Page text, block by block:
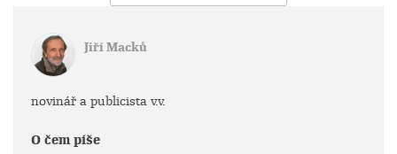
Jiří Macků
novinář a publicista v.v.
O čem píše